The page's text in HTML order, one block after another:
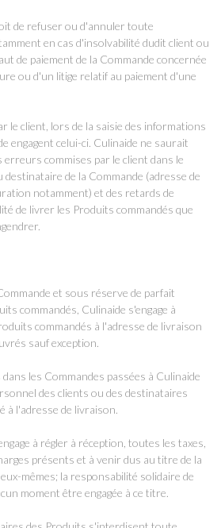
de refuser ou d'annuler toute
en cas d'insolvabilité dudit client ou
de paiement de la Commande concernée
ou d'un litige relatif au paiement d'une
le client, lors de la saisie des informations
engagent celui-ci. Culinaide ne saurait
commises par le client dans le
destinataire de la Commande (adresse de
notamment) et des retards de
de livrer les Produits commandés que
et sous réserve de parfait
commandés, Culinaide s'engage à
commandés à l'adresse de livraison
sauf exception.
les Commandes passées à Culinaide
des clients ou des destinataires
à l'adresse de livraison.
à régler à réception, toutes les taxes,
présents et à venir dus au titre de la
mêmes; la responsabilité solidaire de
moment être engagée à ce titre.